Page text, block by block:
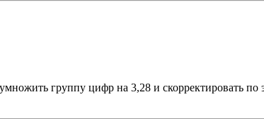
группу цифр на 3,28 и скорректировать